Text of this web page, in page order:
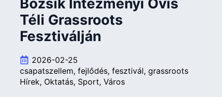
Bozsik Intézményi Ovis
Téli Grassroots
Fesztiválján
2026-02-25
csapatszellem fejlődés fesztivál grassroots
Hírek Oktatás Sport Város